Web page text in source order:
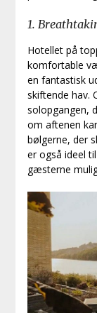
1.
Hotellet på
komfortable
en fantastisk
skiftende hav.
solopgangen,
om aftenen
bølgerne, der
er også ideel
gæsterne